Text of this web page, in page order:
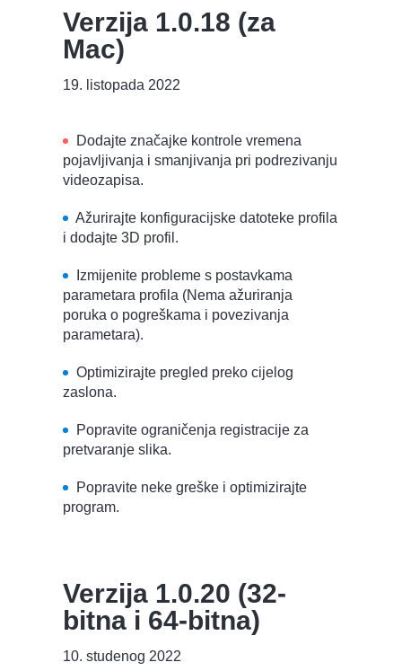
Verzija 1.0.18 (za
Mac)
19. listopada 2022
Dodajte značajke kontrole vremena
pojavljivanja i smanjivanja pri podrezivanju
videozapisa.
Ažurirajte konfiguracijske datoteke profila
i dodajte 3D profil.
Izmijenite probleme s postavkama
parametara profila (Nema ažuriranja
poruka o pogreškama i povezivanja
parametara).
Optimizirajte pregled preko cijelog
zaslona.
Popravite ograničenja registracije za
pretvaranje slika.
Popravite neke greške i optimizirajte
program.
Verzija 1.0.20 (32-
bitna i 64-bitna)
10. studenog 2022